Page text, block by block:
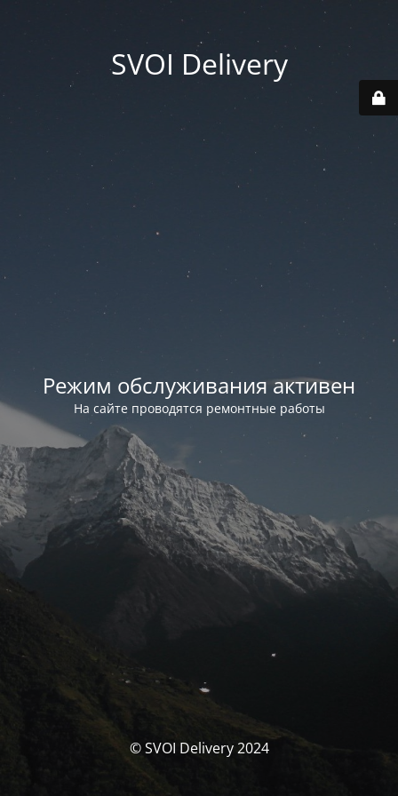
SVOI Delivery
Режим обслуживания активен
На сайте проводятся ремонтные работы
© SVOI Delivery 2024